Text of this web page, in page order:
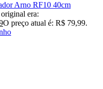
Arno RF10 40cm
era:
O preço atual é: R$ 79,99.